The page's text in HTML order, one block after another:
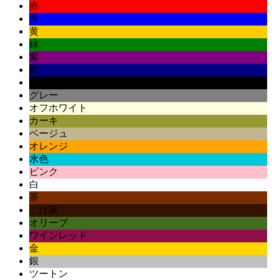
赤
青
黄
緑
紫
紺
グレー
オフホワイト
カーキ
ベージュ
オレンジ
水色
ピンク
白
茶
こげ茶
オリーブ
ワインレッド
金
銀
ツートン